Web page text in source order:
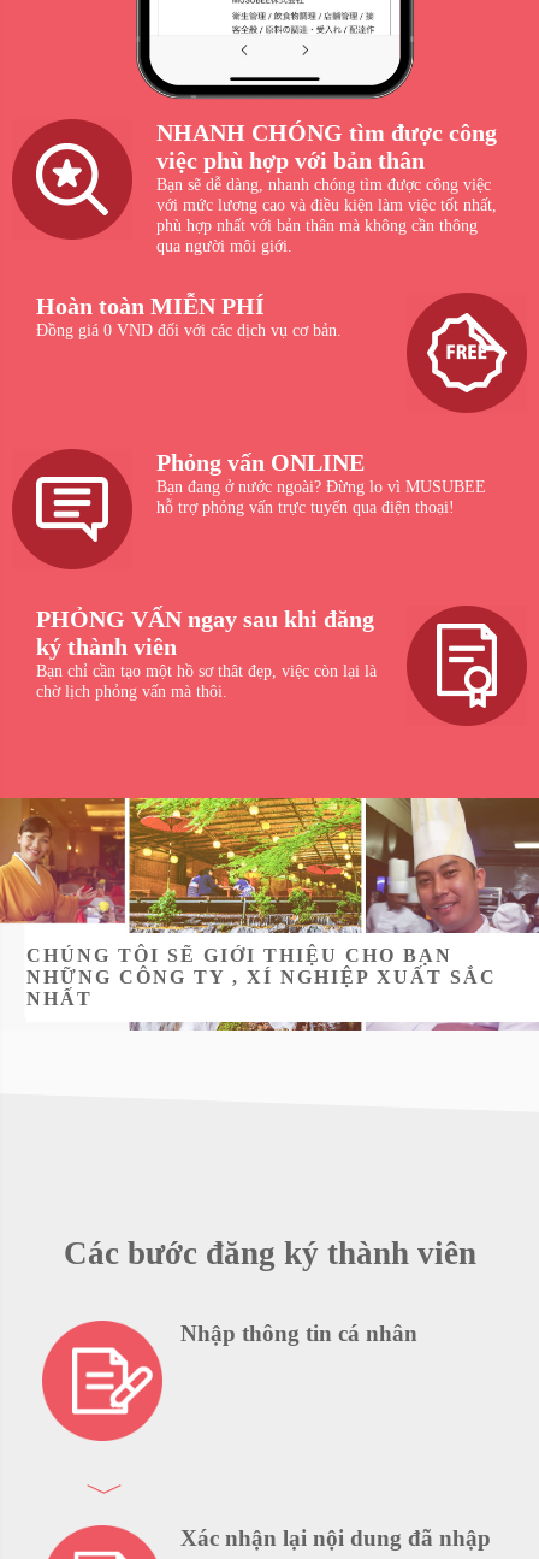
NHANH CHÓNG tìm được công
việc phù hợp với bản thân
Bạn sẽ dễ dàng, nhanh chóng tìm được công việc
với mức lương cao và điều kiện làm việc tốt nhất,
phù hợp nhất với bản thân mà không cần thông
qua người môi giới.
Hoàn toàn MIỄN PHÍ
Đồng giá 0 VND đối với các dịch vụ cơ bản.
Phỏng vấn ONLINE
Bạn đang ở nước ngoài? Đừng lo vì MUSUBEE
hỗ trợ phỏng vấn trực tuyến qua điện thoại!
PHỎNG VẤN ngay sau khi đăng
ký thành viên
Bạn chỉ cần tạo một hồ sơ thât đẹp, việc còn lại là
chờ lịch phỏng vấn mà thôi.
CHÚNG TÔI SẼ GIỚI THIỆU CHO BẠN
NHỮNG CÔNG TY , XÍ NGHIỆP XUẤT SẮC
NHẤT
Các bước đăng ký thành viên
Nhập thông tin cá nhân
Xác nhận lại nội dung đã nhập